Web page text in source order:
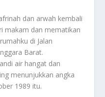
dan arwah kembali
makam dan mematikan
di Jalan
Barat.
air hangat dan
menunjukkan angka
1989 itu.